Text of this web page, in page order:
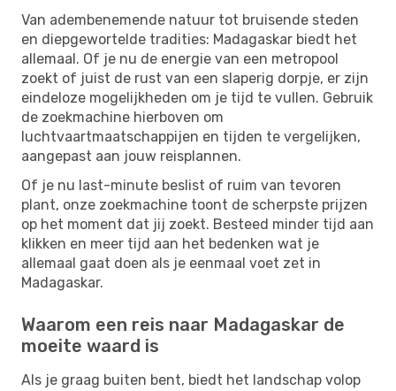
Van adembenemende natuur tot bruisende steden
en diepgewortelde tradities: Madagaskar biedt het
allemaal. Of je nu de energie van een metropool
zoekt of juist de rust van een slaperig dorpje, er zijn
eindeloze mogelijkheden om je tijd te vullen. Gebruik
de zoekmachine hierboven om
luchtvaartmaatschappijen en tijden te vergelijken,
aangepast aan jouw reisplannen.
Of je nu last-minute beslist of ruim van tevoren
plant, onze zoekmachine toont de scherpste prijzen
op het moment dat jij zoekt. Besteed minder tijd aan
klikken en meer tijd aan het bedenken wat je
allemaal gaat doen als je eenmaal voet zet in
Madagaskar.
Waarom een reis naar Madagaskar de
moeite waard is
Als je graag buiten bent, biedt het landschap volop